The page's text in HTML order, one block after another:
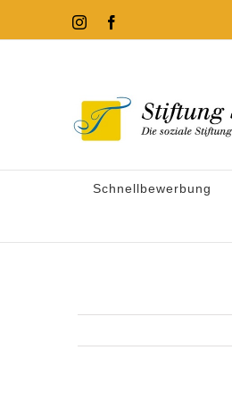
Inhalt
Instagram
Schnellbewerbung